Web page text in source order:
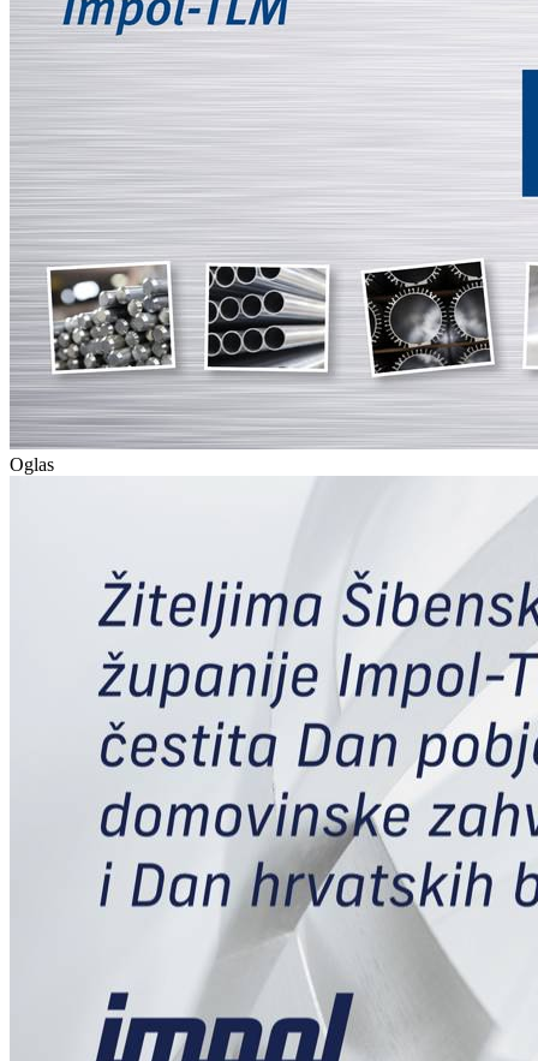
Oglas